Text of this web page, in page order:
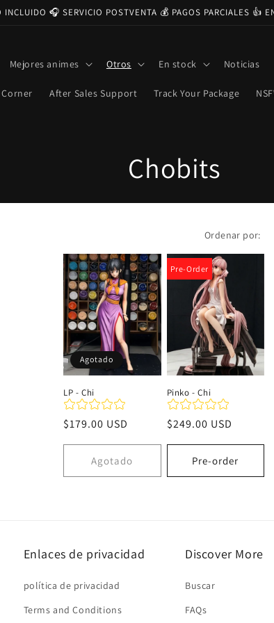
🎧 SERVICIO POSTVENTA 💰 PAGOS PARCIALES 👍
Mejores animes Otros En stock Noticias
After Sales Support Track Your Package
C
o
e
c
c
i
n
Chobits
Ordenar por:
Agotado
LP - Chi
Precio
$179.00 USD
Agotado
Pre-Order
Pinko - Chi
Precio
$249.00 USD
Pre-order
Enlaces de privacidad
política de privacidad
Terms and Conditions
Discover More
Buscar
FAQs